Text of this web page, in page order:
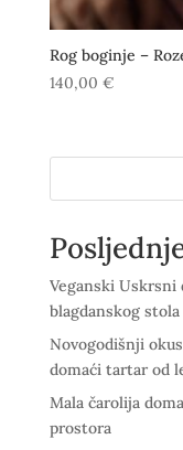
Rog boginje –
140,00 €
Veganski Uskrsni
blagdanskog stola
Novogodišnji
domaći tartar od
Mala čarolija
prostora